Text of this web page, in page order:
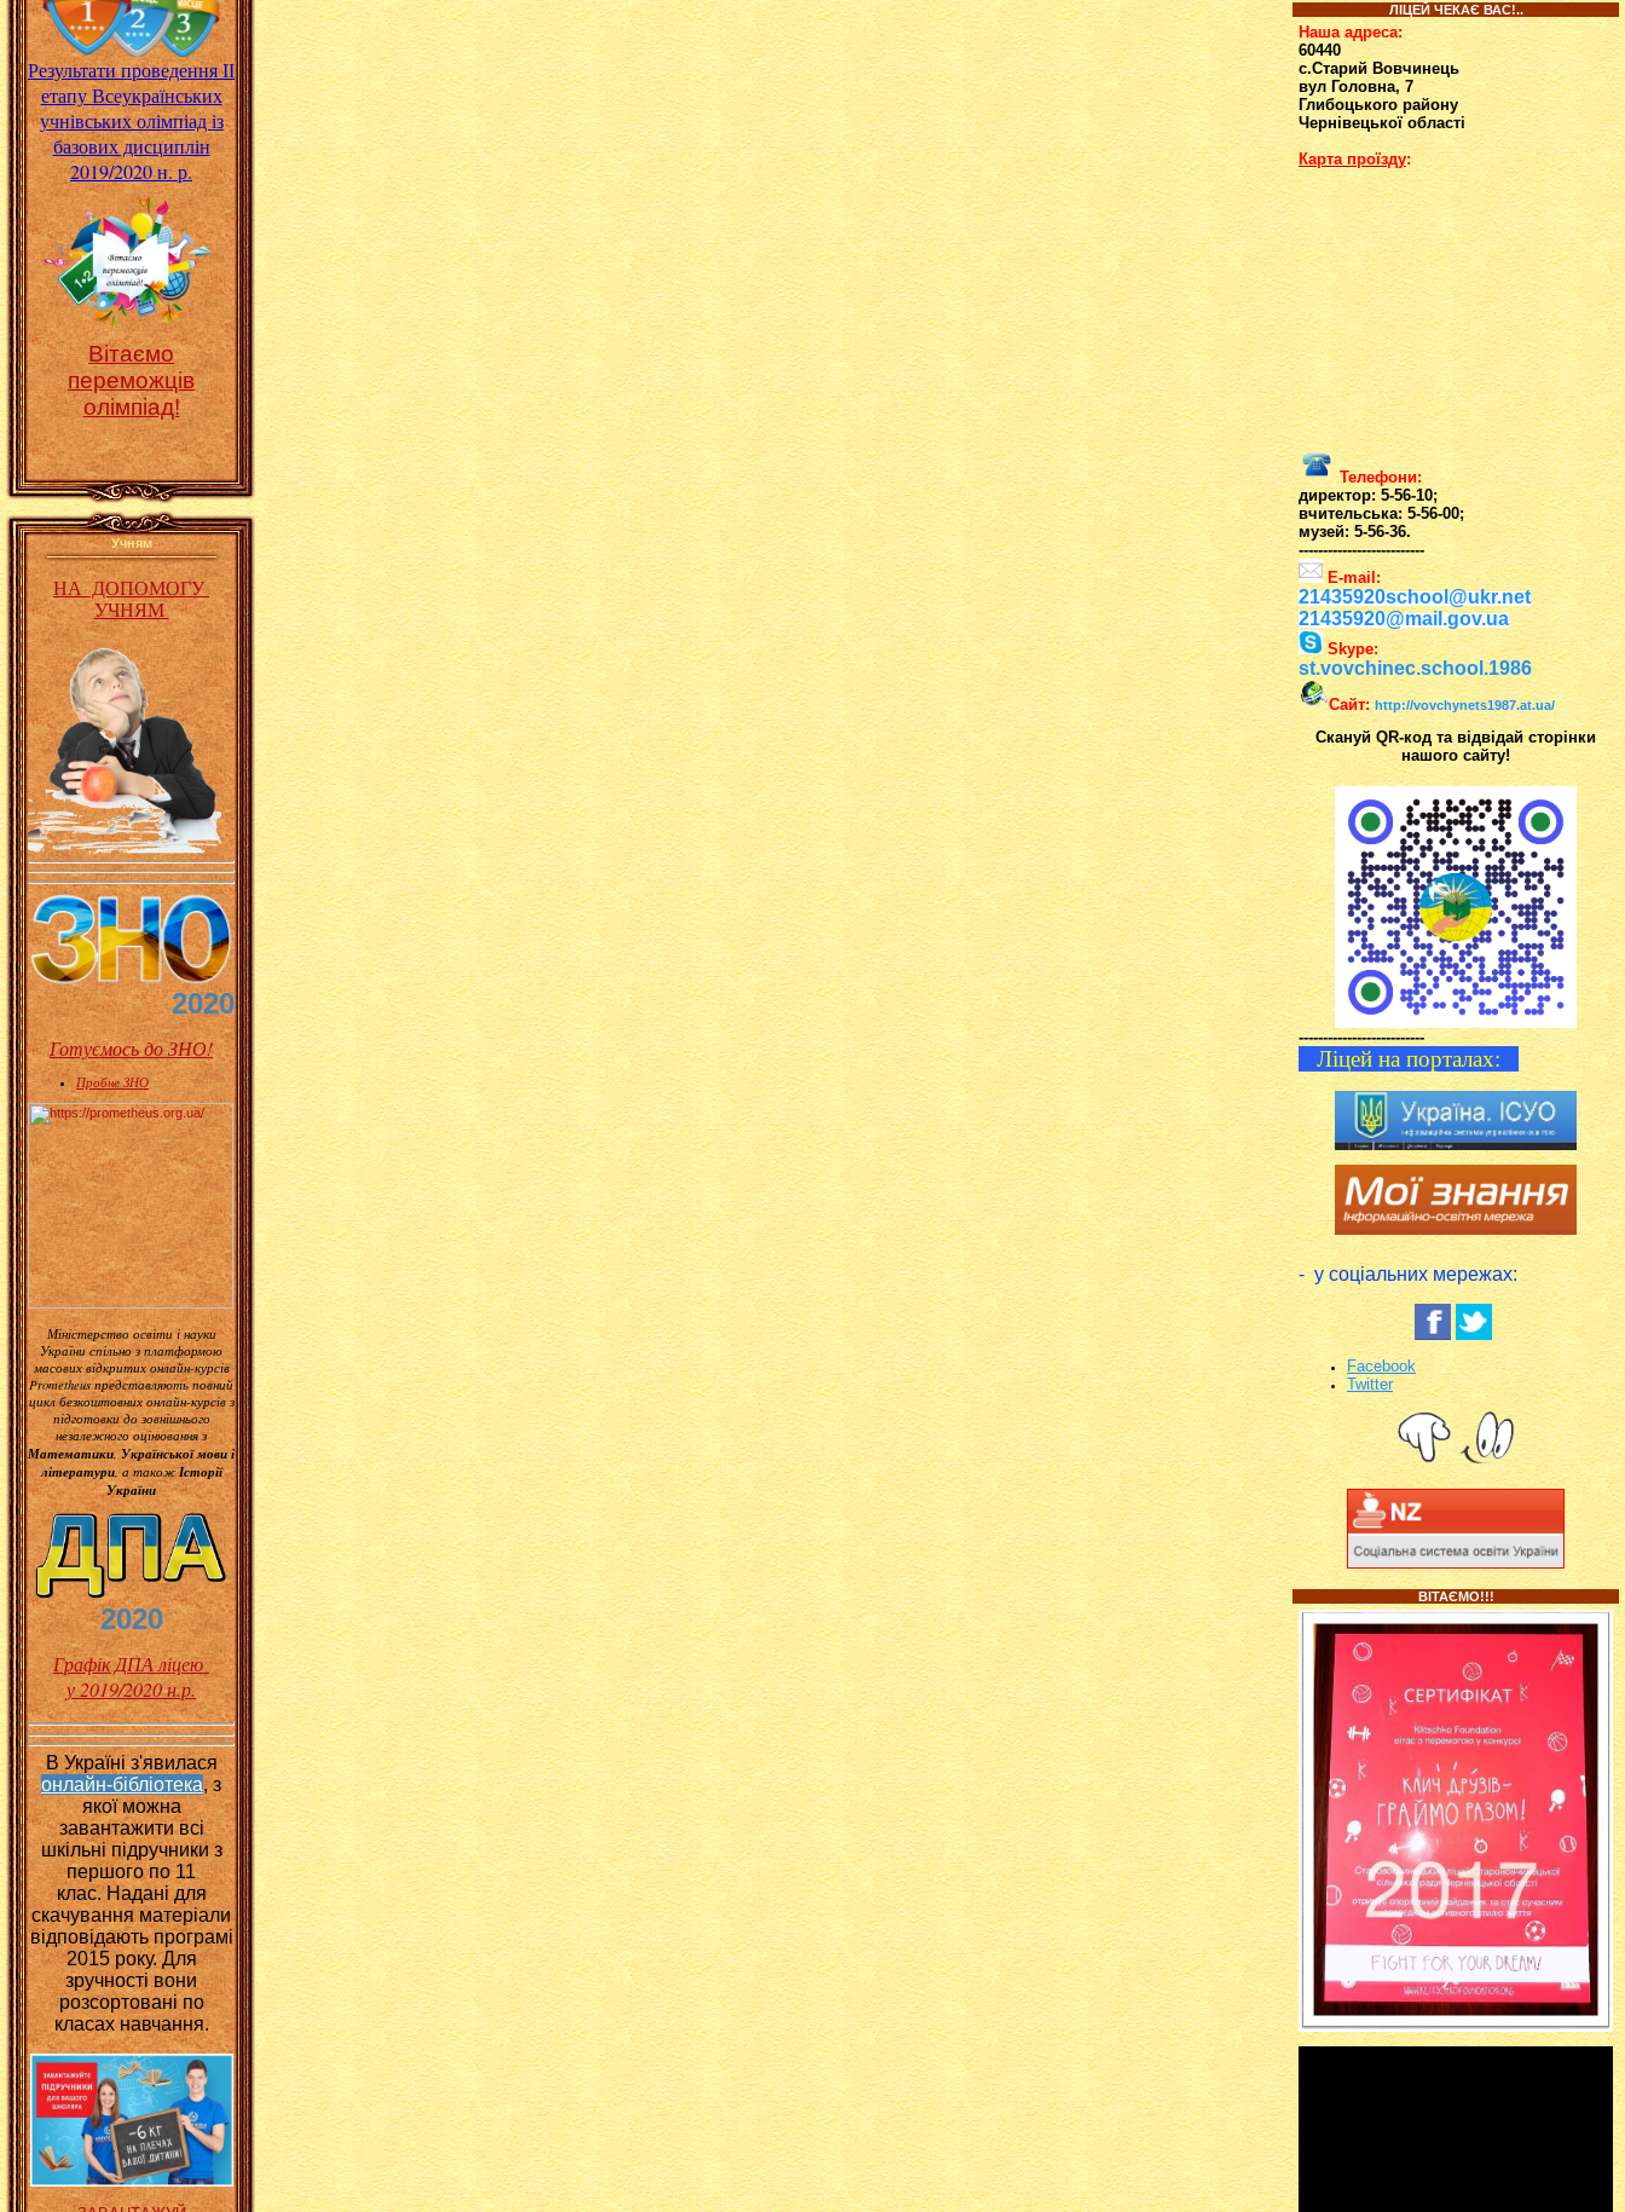
Результати проведення ІІ
етапу Всеукраїнських
учнівських олімпіад із
базових дисциплін
2019/2020 н. р.
Вітаємо
переможців
олімпіад!
Учням
НА ДОПОМОГУ
УЧНЯМ
2020
Готуємось до ЗНО!
Пробне ЗНО
Міністерство освіти і науки
України спільно з платформою
масових відкритих онлайн-курсів
Prometheus представляють повний
цикл безкоштовних онлайн-курсів з
підготовки до зовнішнього
незалежного оцінювання з
Математики, Української мови і
літератури, а такожІсторії
України
2020
Графік ДПА ліцею
у 2019/2020 н.р.
В Україні з'явилася
онлайн-бібліотека, з
якої можна
завантажити всі
шкільні підручники з
першого по 11
клас. Надані для
скачування матеріали
відповідають програмі
2015 року. Для
зручності вони
розсортовані по
класах навчання.
ЛІЦЕЙ ЧЕКАЄ ВАС!..
Наша адреса:
60440
с.Старий Вовчинець
вул Головна, 7
Глибоцького району
Чернівецької області
Карта проїзду:
Телефони:
директор: 5-56-10;
вчительська: 5-56-00;
музей: 5-56-36.
--------------------------
E-mail:
21435920school@ukr.net
21435920@mail.gov.ua
Skype:
st.vovchinec.school.1986
Сайт: http://vovchynets1987.at.ua/
Скануй QR-код та відвідай сторінки
нашого сайту!
--------------------------
Ліцей на порталах:
- у соціальних мережах:
Facebook
Twitter
ВІТАЄМО!!!